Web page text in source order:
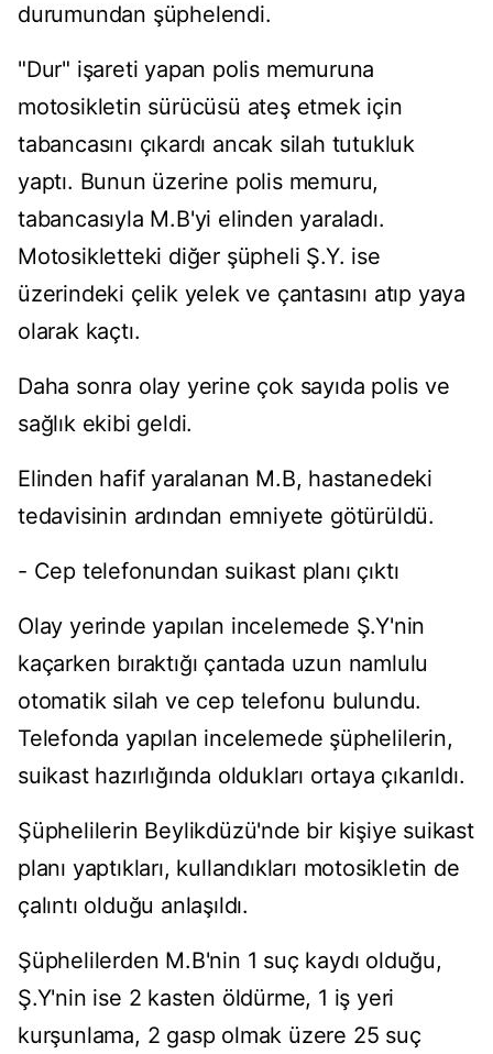
durumundan şüphelendi.
"Dur" işareti yapan polis memuruna
motosikletin sürücüsü ateş etmek için
tabancasını çıkardı ancak silah tutukluk
yaptı. Bunun üzerine polis memuru,
tabancasıyla M.B'yi elinden yaraladı.
Motosikletteki diğer şüpheli Ş.Y. ise
üzerindeki çelik yelek ve çantasını atıp yaya
olarak kaçtı.
Daha sonra olay yerine çok sayıda polis ve
sağlık ekibi geldi.
Elinden hafif yaralanan M.B, hastanedeki
tedavisinin ardından emniyete götürüldü.
- Cep telefonundan suikast planı çıktı
Olay yerinde yapılan incelemede Ş.Y'nin
kaçarken bıraktığı çantada uzun namlulu
otomatik silah ve cep telefonu bulundu.
Telefonda yapılan incelemede şüphelilerin,
suikast hazırlığında oldukları ortaya çıkarıldı.
Şüphelilerin Beylikdüzü'nde bir kişiye suikast
planı yaptıkları, kullandıkları motosikletin de
çalıntı olduğu anlaşıldı.
Şüphelilerden M.B'nin 1 suç kaydı olduğu,
Ş.Y'nin ise 2 kasten öldürme, 1 iş yeri
kurşunlama, 2 gasp olmak üzere 25 suç